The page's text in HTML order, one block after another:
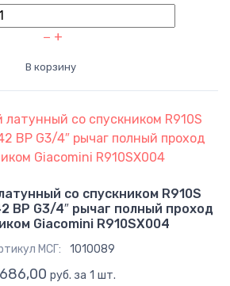
− +
В корзину
со спускником R910S
ВР G3/4″ рычаг полный проход
Giacomini R910SX004
МСГ: 1010089
руб. за 1 шт.